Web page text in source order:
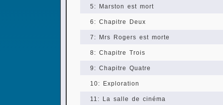
5: Marston est mort
6: Chapitre Deux
7: Mrs Rogers est morte
8: Chapitre Trois
9: Chapitre Quatre
10: Exploration
11: La salle de cinéma